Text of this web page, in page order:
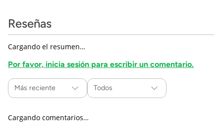
Reseñas
Cargando el resumen…
Por favor, inicia sesión para escribir un comentario.
Más reciente Todos
Cargando comentarios…